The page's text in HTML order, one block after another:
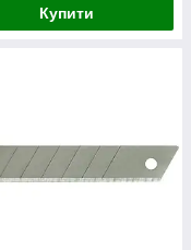
Купити